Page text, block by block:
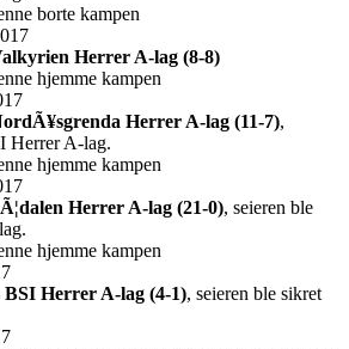
borte kampen
Herrer A-lag (8-8)
hjemme kampen
Herrer A-lag (11-7),
Herrer A-lag.
hjemme kampen
Herrer A-lag (21-0), seieren ble
hjemme kampen
Herrer A-lag (4-1), seieren ble sikret